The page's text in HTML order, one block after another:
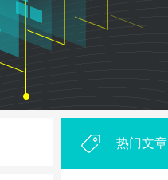
海量营销
做到精准
热门文章